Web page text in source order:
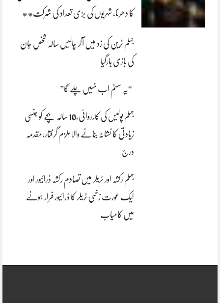
کا دھرنا، شہریوں کی بڑی تعداد کی شرکت**
جہلم ٹرین کی زد میں آکر چالیس سالہ شخص جان
کی بازی ہارگیا
“یہ سسٹم اب نہیں چلے گا”
جہلم پولیس کی کارروائی،10 سالہ بچے کو جنسی
زیادتی کا نشانہ بنانے والا ملزم گرفتار،مقدمہ
درج
جہلم رکشہ اور ٹریلر میں تصادم رکشہ ڈرائیور اور
ایک عورت زخمی ٹریلر کا ڈرائیور فرار ہونے
میں کامیاب